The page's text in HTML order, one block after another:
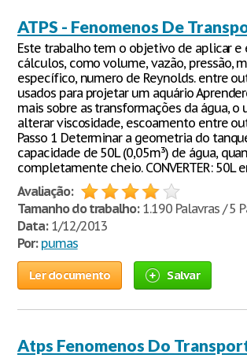
ATPS - Fenomenos De
Este trabalho tem o objetivo de aplicar
cálculos, como volume, vazão, pressão,
específico, numero de Reynolds. entre
usados para projetar um aquário
mais sobre as transformações da água, o
alterar viscosidade, escoamento entre
Passo 1 Determinar a geometria do
capacidade de 50L (0,05m³) de água,
completamente cheio. CONVERTER: 50L
Avaliação:
Tamanho do trabalho:1.190 Palavras / 5
Data:1/12/2013
Por: pumas
Ler documento Salvar
Atps Fenomenos Do